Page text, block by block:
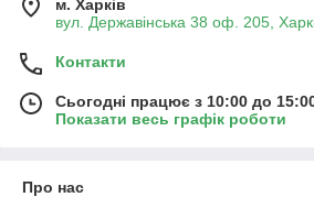
м. Харків
вул. Державінська 38 оф. 205,
Контакти
Сьогодні працює з 10:00 до
Показати весь графік роботи
Про нас